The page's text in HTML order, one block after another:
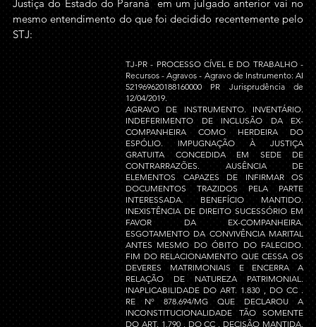
Justiça do Estado do Paraná  em um julgado anterior vai no
mesmo entendimento do que foi decidido recentemente pelo
STJ:
TJ-PR - PROCESSO CÍVEL E DO TRABALHO -
Recursos - Agravos - Agravo de Instrumento: AI
521969620188160000 PR Jurisprudência de
12/04/2019.
AGRAVO DE INSTRUMENTO. INVENTÁRIO.
INDEFERIMENTO DE INCLUSÃO DA EX-
COMPANHEIRA COMO HERDEIRA DO
ESPÓLIO. IMPUGNAÇÃO À JUSTIÇA
GRATUITA CONCEDIDA EM SEDE DE
CONTRARRAZÕES. AUSÊNCIA DE
ELEMENTOS CAPAZES DE INFIRMAR OS
DOCUMENTOS TRAZIDOS PELA PARTE
INTERESSADA. BENEFÍCIO MANTIDO.
INEXISTÊNCIA DE DIREITO SUCESSÓRIO EM
FAVOR DA EX-COMPANHEIRA.
ESGOTAMENTO DA CONVIVÊNCIA MARITAL
ANTES MESMO DO ÓBITO DO FALECIDO.
FIM DO RELACIONAMENTO QUE CESSA OS
DEVERES MATRIMONIAIS E ENCERRA A
RELAÇÃO DE NATUREZA PATRIMONIAL.
INAPLICABILIDADE DO ART. 1.830 , DO CC .
RE Nº 878.694/MG QUE DECLAROU A
INCONSTITUCIONALIDADE TÃO SOMENTE
DO ART. 1.790 , DO CC . DECISÃO MANTIDA.